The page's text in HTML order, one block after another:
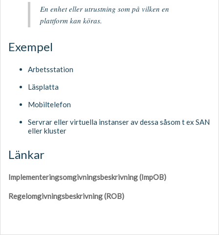
En enhet eller utrustning som på vilken en
plattform kan köras.
Exempel
Arbetsstation
Läsplatta
Mobiltelefon
Servrar eller virtuella instanser av dessa såsom t ex SAN
eller kluster
Länkar
Implementeringsomgivningsbeskrivning (ImpOB)
Regelomgivningsbeskrivning (ROB)